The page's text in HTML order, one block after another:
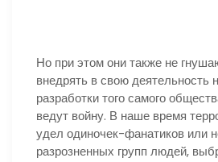
Но при этом они также не
внедрять в свою деятельность
разработки того самого
ведут войну. В наше время
удел одиночек-фанатиков или
разрозненных групп людей,